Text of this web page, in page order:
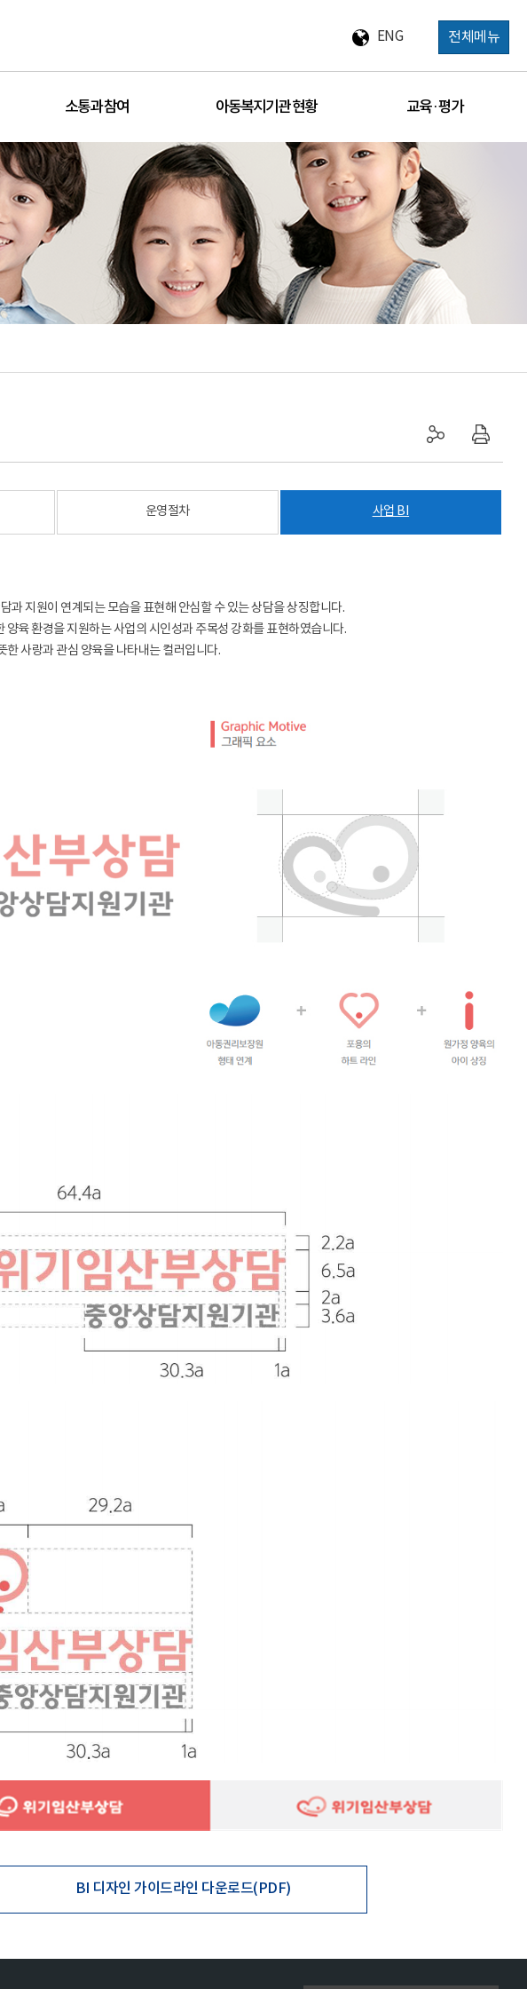
소통과 참여 아동복지기관 현황 교육 · 평가
ENG 전체메뉴
운영절차 사업 BI
과 지원이 연계되는 모습을 표현해 안심할 수 있는 상담을 상징합니다.
육 환경을 지원하는 사업의 시인성과 주목성 강화를 표현하였습니다.
사랑과 관심 양육을 나타내는 컬러입니다.
BI 디자인 가이드라인 다운로드(PDF)